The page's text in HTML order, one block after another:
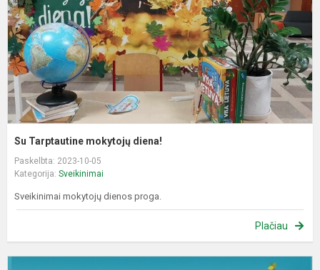
Su Tarptautine mokytojų diena!
Paskelbta: 2023-10-05
Kategorija: Sveikinimai
Sveikinimai mokytojų dienos proga.
Plačiau